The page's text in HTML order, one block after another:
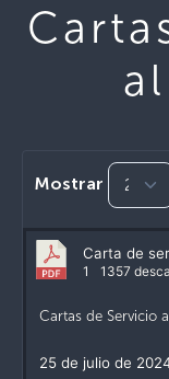
Mostrar
Carta de
1 1357
Cartas de Servicio
25 de julio de